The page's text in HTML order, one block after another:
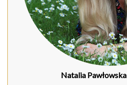
Natalia Pawłowska